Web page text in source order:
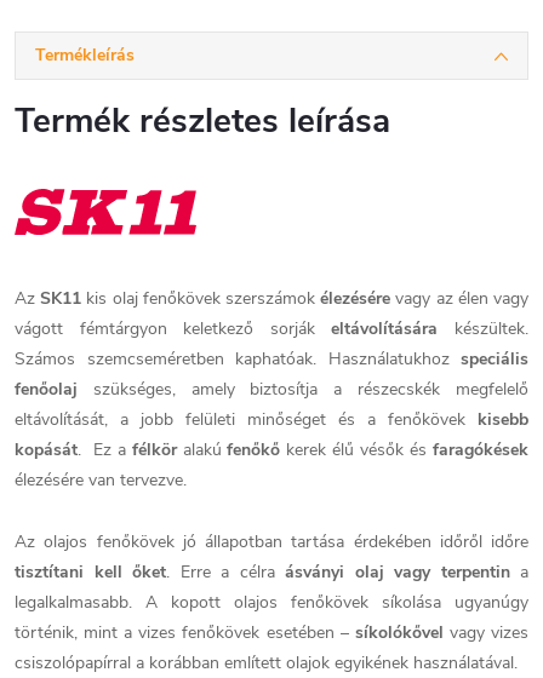
Termékleírás
Termék részletes leírása
AzSK11 kis olaj fenőkövek szerszámokélezésére vagy az élen vagy
vágott fémtárgyon keletkező sorjákeltávolítására készültek.
Számos szemcseméretben kaphatóak. Használatukhoz speciális
fenőolaj szükséges, amely biztosítja a részecskék megfelelő
eltávolítását, a jobb felületi minőséget és a fenőkövek kisebb
kopását. Ez a félkör alakúfenőkő kerek élű vésők ésfaragókések
élezésére van tervezve.
Az olajos fenőkövek jó állapotban tartása érdekében időről időre
tisztítani kell őket. Erre a célra ásványi olaj vagy terpentina
legalkalmasabb. A kopott olajos fenőkövek síkolása ugyanúgy
történik, mint a vizes fenőkövek esetében – síkolókővel vagy vizes
csiszolópapírral a korábban említett olajok egyikének használatával.